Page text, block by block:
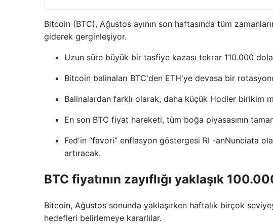
Bitcoin (BTC), Ağustos ayının son haftasında tüm
giderek gerginleşiyor.
Uzun süre büyük bir tasfiye kazası tekrar 110.000
Bitcoin balinaları BTC'den ETH'ye devasa bir
Balinalardan farklı olarak, daha küçük Hodler birikim
En son BTC fiyat hareketi, tüm boğa piyasasının
Fed'in “favori” enflasyon göstergesi RI -anNunciata
artıracak.
BTC fiyatının zayıflığı yaklaşık
Bitcoin, Ağustos sonunda yaklaşırken haftalık birçok
hedefleri belirlemeye kararlılar.